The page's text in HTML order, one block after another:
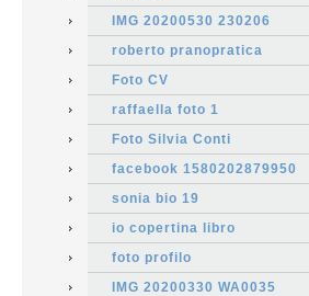
IMG 20200530 230206
roberto pranopratica
Foto CV
raffaella foto 1
Foto Silvia Conti
facebook 1580202879950
sonia bio 19
io copertina libro
foto profilo
IMG 20200330 WA0035